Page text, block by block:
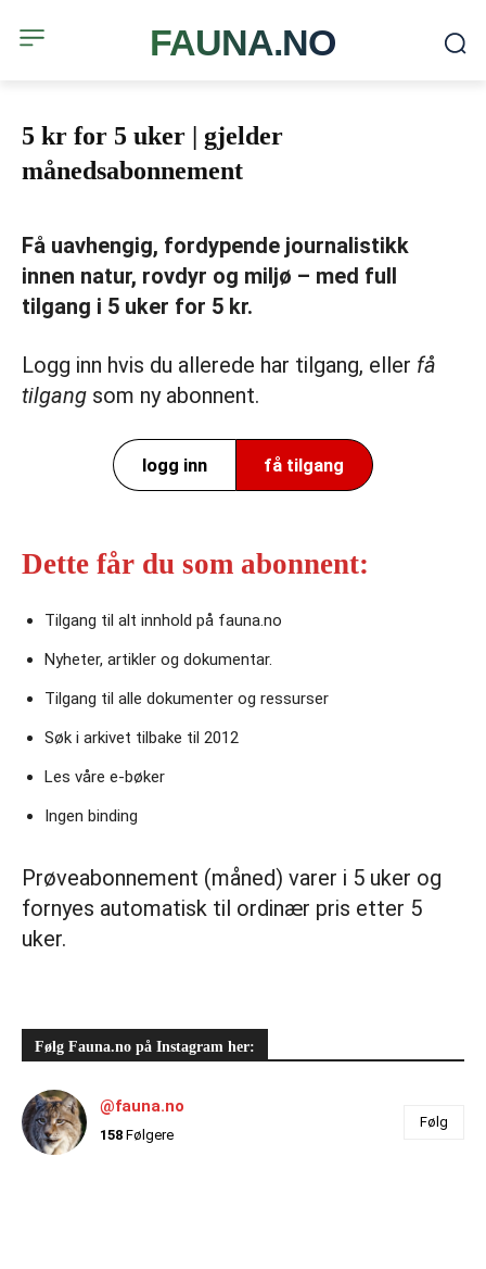
FAUNA.NO
5 kr for 5 uker | gjelder
månedsabonnement
Få uavhengig, fordypende journalistikk
innen natur, rovdyr og miljø – med full
tilgang i 5 uker for 5 kr.
Logg inn hvis du allerede har tilgang, eller få
tilgang som ny abonnent.
logg inn få tilgang
Dette får du som abonnent:
Tilgang til alt innhold på fauna.no
Nyheter, artikler og dokumentar.
Tilgang til alle dokumenter og ressurser
Søk i arkivet tilbake til 2012
Les våre e‑bøker
Ingen binding
Prøveabonnement (måned) varer i 5 uker og
fornyes automatisk til ordinær pris etter 5
uker.
Følg Fauna.no på Instagram her:
@fauna.no
158 Følgere
Følg